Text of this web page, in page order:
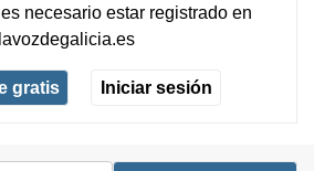
necesario estar registradoen
lavozdegalicia.es
gratis Iniciar sesión